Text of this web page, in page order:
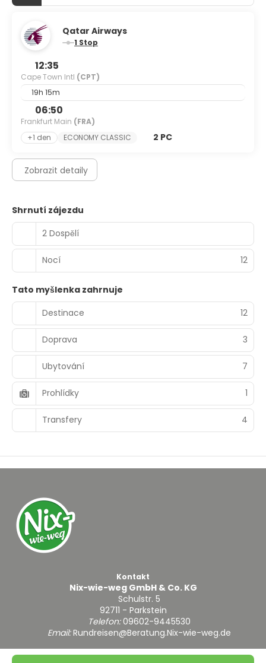
Qatar Airways
1 Stop
12:35
Cape Town Intl (CPT)
19h 15m
06:50
Frankfurt Main (FRA)
+1 den
ECONOMY CLASSIC 2 PC
Zobrazit detaily
Shrnutí zájezdu
2 Dospělí
Nocí 12
Tato myšlenka zahrnuje
Destinace
12
Doprava 3
Ubytování 7
Prohlídky 1
Transfery 4
Kontakt
Nix-wie-weg GmbH & Co. KG
Schulstr. 5
92711 - Parkstein
Telefon:09602-9445530
Email:Rundreisen@Beratung.Nix-wie-weg.de